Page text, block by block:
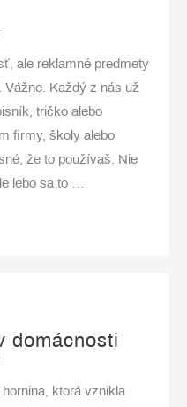
ale reklamné predmety
Vážne. Každý z nás už
tričko alebo
firmy, školy alebo
že to používaš. Nie
lebo sa to …
domácnosti
ktorá vznikla